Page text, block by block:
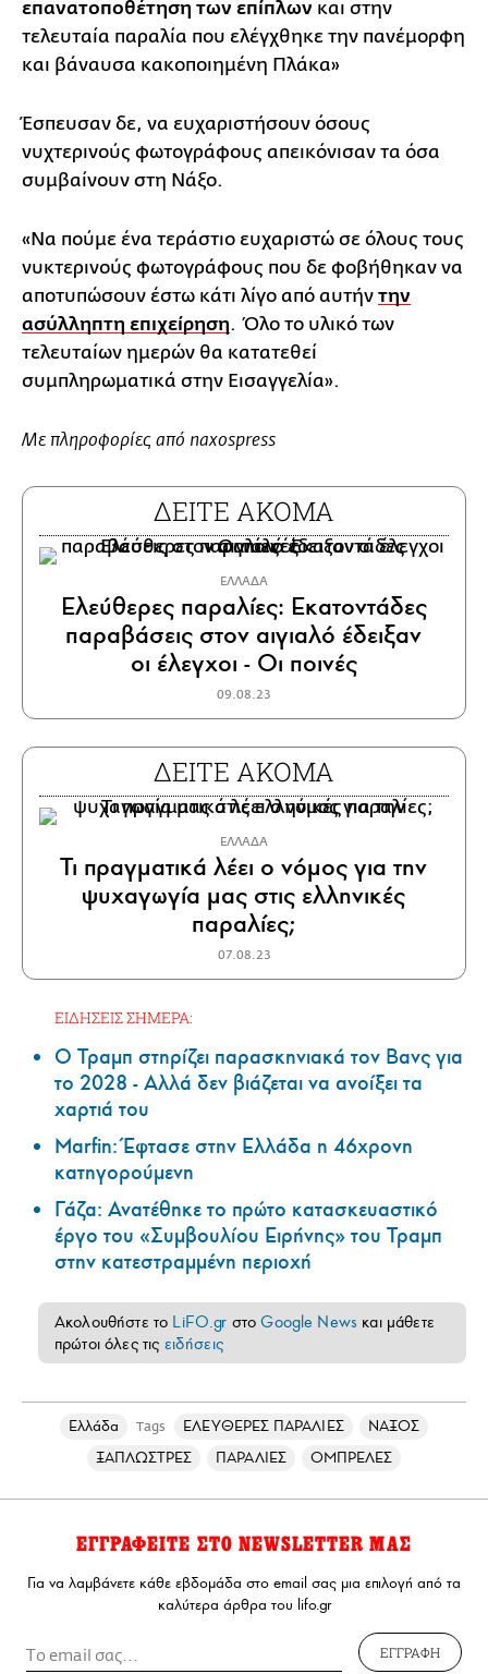
επανατοποθέτηση των επίπλων και στην
τελευταία παραλία που ελέγχθηκε την πανέμορφη
και βάναυσα κακοποιημένη Πλάκα»
Έσπευσαν δε, να ευχαριστήσουν όσους
νυχτερινούς φωτογράφους απεικόνισαν τα όσα
συμβαίνουν στη Νάξο.
«Να πούμε ένα τεράστιο ευχαριστώ σε όλους τους
νυκτερινούς φωτογράφους που δε φοβήθηκαν να
αποτυπώσουν έστω κάτι λίγο από αυτήν την
ασύλληπτη επιχείρηση. Όλο το υλικό των
τελευταίων ημερών θα κατατεθεί
συμπληρωματικά στην Εισαγγελία».
Με πληροφορίες από naxospress
ΔΕΙΤΕ ΑΚΟΜΑ
ΕΛΛΑΔΑ
Ελεύθερες παραλίες: Εκατοντάδες
παραβάσεις στον αιγιαλό έδειξαν
οι έλεγχοι - Οι ποινές
09.08.23
ΔΕΙΤΕ ΑΚΟΜΑ
ΕΛΛΑΔΑ
Τι πραγματικά λέει ο νόμος για την
ψυχαγωγία μας στις ελληνικές
παραλίες;
07.08.23
ΕΙΔΗΣΕΙΣ ΣΗΜΕΡΑ:
Ο Τραμπ στηρίζει παρασκηνιακά τον Βανς για
το 2028 - Αλλά δεν βιάζεται να ανοίξει τα
χαρτιά του
Marfin: Έφτασε στην Ελλάδα η 46χρονη
κατηγορούμενη
Γάζα: Ανατέθηκε το πρώτο κατασκευαστικό
έργο του «Συμβουλίου Ειρήνης» του Τραμπ
στην κατεστραμμένη περιοχή
Ακολουθήστε το LiFO.gr στοGoogle News και μάθετε
πρώτοι όλες τις ειδήσεις
Ελλάδα Tags ΕΛΕΥΘΕΡΕΣ ΠΑΡΑΛΙΕΣ
ΝΑΞΟΣ
ΞΑΠΛΩΣΤΡΕΣ
ΠΑΡΑΛΙΕΣ ΟΜΠΡΕΛΕΣ
ΕΓΓΡΑΦΕΙΤΕ ΣΤΟ NEWSLETTER ΜΑΣ
Για να λαμβάνετε κάθε εβδομάδα στο email σας μια επιλογή από τα
καλύτερα άρθρα του lifo.gr
ΕΓΓΡΑΦΗ